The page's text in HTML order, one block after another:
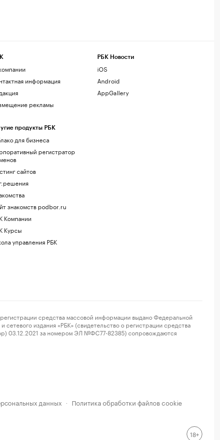
информация
рекламы
продукты РБК
для бизнеса
регистратор
сайтов
знакомств podbor.ru
Компании
Курсы
управления РБК
РБК Новости
iOS
Android
AppGallery
средства массовой информации выдано Федеральной
издания «РБК» (свидетельство о регистрации средства
03.12.2021 за номером ЭЛ №ФС77-82385) сопровождаются
данных · Политика обработки файлов cookie
18+